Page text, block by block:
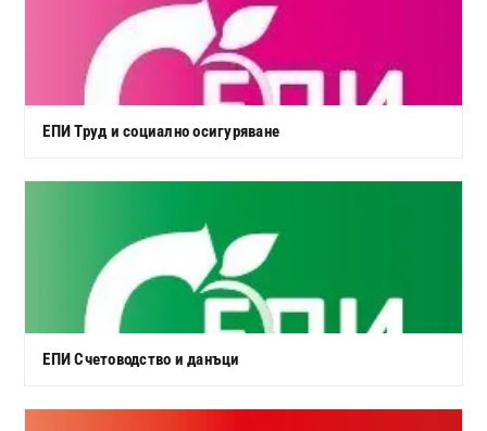
ЕПИ Труд и социално осигуряване
ЕПИ Счетоводство и данъци